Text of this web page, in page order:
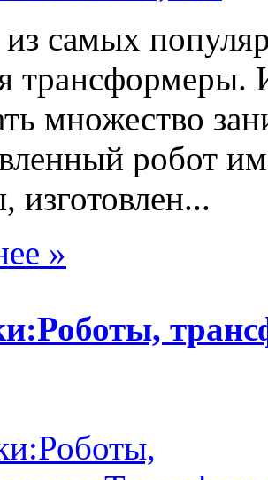
самых
множество
робот
изготовлен...
»